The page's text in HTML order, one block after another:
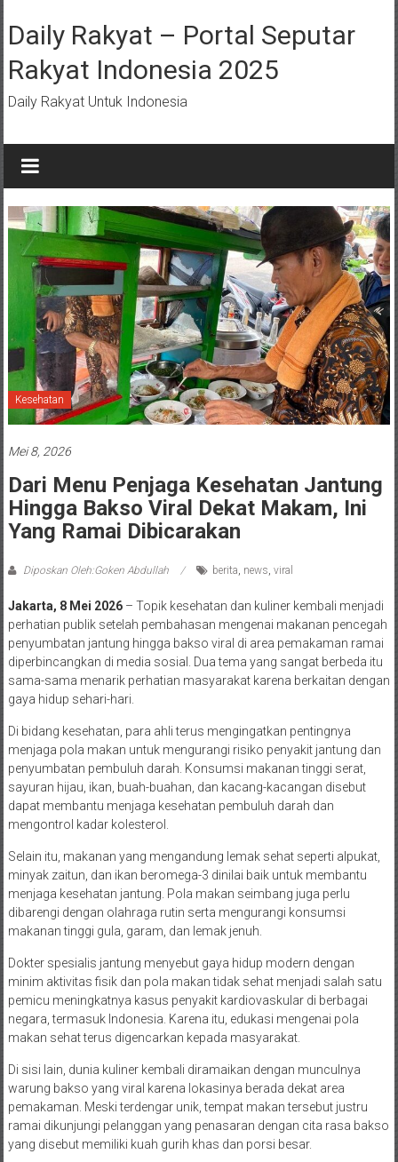
ke
konten
Daily Rakyat – Portal Seputar
Rakyat Indonesia 2025
Daily Rakyat Untuk Indonesia
Kesehatan
Mei 8, 2026
Dari Menu Penjaga Kesehatan Jantung
Hingga Bakso Viral Dekat Makam, Ini
Yang Ramai Dibicarakan
Diposkan Oleh:Goken Abdullah berita, news, viral
Jakarta, 8 Mei 2026– Topik kesehatan dan kuliner kembali menjadi
perhatian publik setelah pembahasan mengenai makanan pencegah
penyumbatan jantung hingga bakso viral di area pemakaman ramai
diperbincangkan di media sosial. Dua tema yang sangat berbeda itu
sama-sama menarik perhatian masyarakat karena berkaitan dengan
gaya hidup sehari-hari.
Di bidang kesehatan, para ahli terus mengingatkan pentingnya
menjaga pola makan untuk mengurangi risiko penyakit jantung dan
penyumbatan pembuluh darah. Konsumsi makanan tinggi serat,
sayuran hijau, ikan, buah-buahan, dan kacang-kacangan disebut
dapat membantu menjaga kesehatan pembuluh darah dan
mengontrol kadar kolesterol.
Selain itu, makanan yang mengandung lemak sehat seperti alpukat,
minyak zaitun, dan ikan beromega-3 dinilai baik untuk membantu
menjaga kesehatan jantung. Pola makan seimbang juga perlu
dibarengi dengan olahraga rutin serta mengurangi konsumsi
makanan tinggi gula, garam, dan lemak jenuh.
Dokter spesialis jantung menyebut gaya hidup modern dengan
minim aktivitas fisik dan pola makan tidak sehat menjadi salah satu
pemicu meningkatnya kasus penyakit kardiovaskular di berbagai
negara, termasuk Indonesia. Karena itu, edukasi mengenai pola
makan sehat terus digencarkan kepada masyarakat.
Di sisi lain, dunia kuliner kembali diramaikan dengan munculnya
warung bakso yang viral karena lokasinya berada dekat area
pemakaman. Meski terdengar unik, tempat makan tersebut justru
ramai dikunjungi pelanggan yang penasaran dengan cita rasa bakso
yang disebut memiliki kuah gurih khas dan porsi besar.